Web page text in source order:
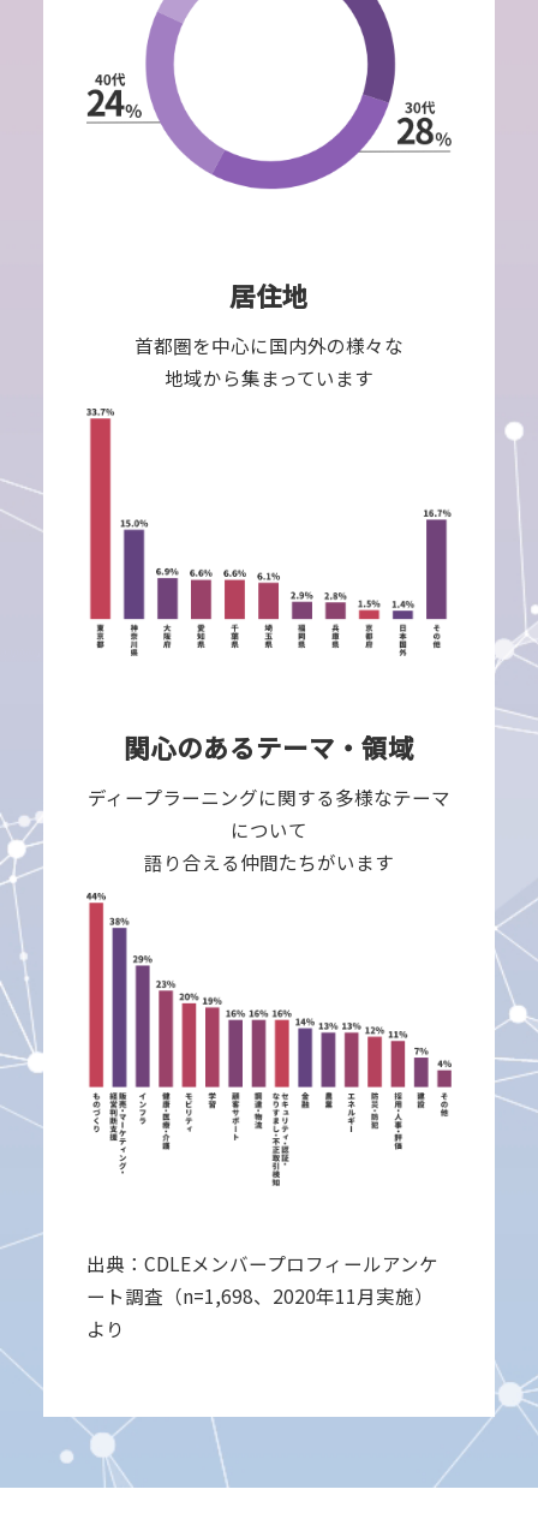
居住地
首都圏を中心に国内外の様々な
地域から集まっています
関心のあるテーマ・領域
ディープラーニングに関する多様なテーマ
について
語り合える仲間たちがいます
出典：CDLEメンバープロフィールアンケ
ート調査（n=1,698、2020年11月実施）
より